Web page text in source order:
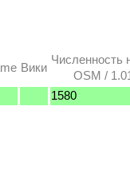
Вики
Численность
OSM /
1580